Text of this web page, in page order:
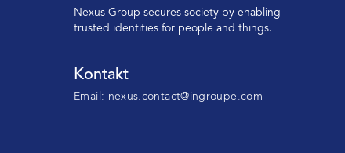
Nexus Group secures society by enabling
trusted identitiesfor people and things.
Kontakt
Email: nexus.contact@ingroupe.com